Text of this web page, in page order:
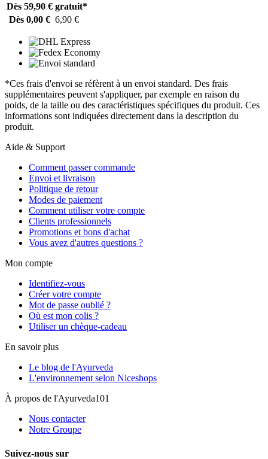
Dès 59,90 € gratuit*
Dès 0,00 € 6,90 €
*Ces frais d'envoi se réfèrent à un envoi standard. Des frais
supplémentaires peuvent s'appliquer, par exemple en raison du
poids, de la taille ou des caractéristiques spécifiques du produit. Ces
informations sont indiquées directement dans la description du
produit.
Aide & Support
Comment passer commande
Envoi et livraison
Politique de retour
Modes de paiement
Comment utiliser votre compte
Clients professionnels
Promotions et bons d'achat
Vous avez d'autres questions ?
Mon compte
Identifiez-vous
Créer votre compte
Mot de passe oublié ?
Où est mon colis ?
Utiliser un chèque-cadeau
En savoir plus
Le blog de l'Ayurveda
L'environnement selon Niceshops
À propos de l'Ayurveda101
Nous contacter
Notre Groupe
Suivez-nous sur